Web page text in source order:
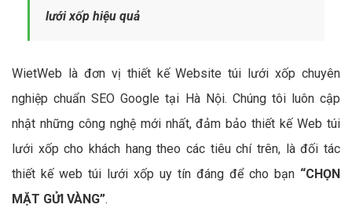
lưới xốp hiệu quả
WietWeb là đơn vị thiết kế Website túi lưới xốp chuyên
nghiệp chuẩn SEO Google tại Hà Nội. Chúng tôi luôn cập
nhật những công nghệ mới nhất, đảm bảo thiết kế Web túi
lưới xốp cho khách hang theo các tiêu chí trên, là đối tác
thiết kế web túi lưới xốp uy tín đáng để cho bạn “CHỌN
MẶT GỬI VÀNG”.